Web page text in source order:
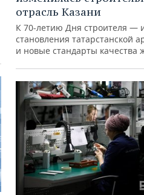
отрасль Казани
К 70-летию Дня строителя —
становления татарстанской
и новые стандарты качества